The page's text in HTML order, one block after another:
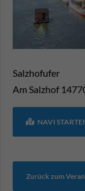
Salzhofufer
Am Salzhof
NAVI
Zurück zum